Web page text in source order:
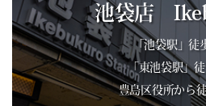
池袋店
「池袋駅」徒
「東池袋駅」
豊島区役所から